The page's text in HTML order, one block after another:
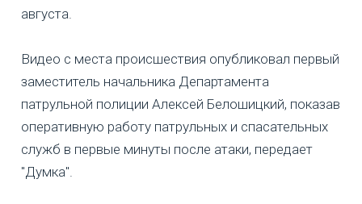
августа.
Видео с места происшествия опубликовал первый
заместитель начальника Департамента
патрульной полиции Алексей Белошицкий, показав
оперативную работу патрульных и спасательных
служб в первые минуты после атаки, передает
"Думка".